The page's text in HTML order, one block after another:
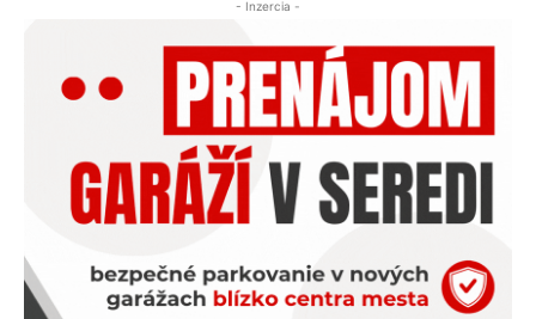
- Inzercia -